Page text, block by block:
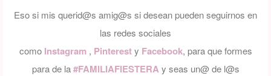
Eso si mis querid@s amig@s si desean pueden seguirnos en
las redes sociales
como Instagram , Pinteresty Facebook, para que formes
para de la#FAMILIAFIESTERA y seas un@ de l@s